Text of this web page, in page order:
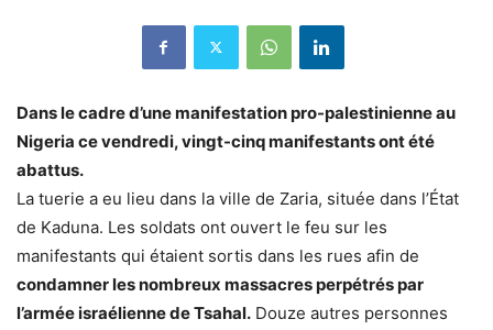
Dans le cadre d’une manifestation pro-palestinienne au
Nigeria ce vendredi, vingt-cinq manifestants ont été
abattus.
La tuerie a eu lieu dans la ville de Zaria, située dans l’État
de Kaduna. Les soldats ont ouvert le feu sur les
manifestants qui étaient sortis dans les rues afin de
condamner les nombreux massacres perpétrés par
l’armée israélienne de Tsahal. Douze autres personnes